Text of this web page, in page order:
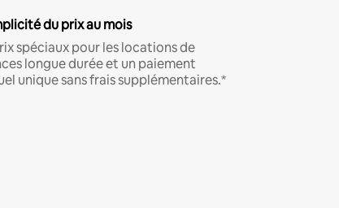
du prix au mois
spéciaux pour les locations de
longue durée et un paiement
unique sans frais supplémentaires.*